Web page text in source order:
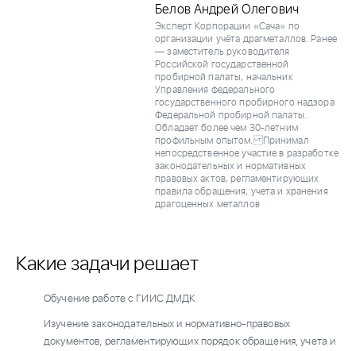
Белов Андрей Олегович
Эксперт Корпорации «Сача» по
организации учёта драгметаллов. Ранее
— заместитель руководителя
Российской государственной
пробирной палаты, начальник
Управления федерального
государственного пробирного надзора
Федеральной пробирной палаты.
Обладает более чем 30-летним
профильным опытом. Принимал
непосредственное участие в разработке
законодательных и нормативных
правовых актов, регламентирующих
правила обращения, учета и хранения
драгоценных металлов
Какие задачи решает
Обучение работе с ГИИС ДМДК
Изучение законодательных и нормативно-правовых
документов, регламентирующих порядок обращения, учета и